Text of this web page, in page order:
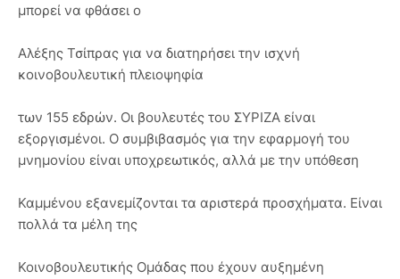
μπορεί να φθάσει ο
Αλέξης Τσίπρας για να διατηρήσει την ισχνή
κοινοβουλευτική πλειοψηφία
των 155 εδρών. Οι βουλευτές του ΣΥΡΙΖΑ είναι
εξοργισμένοι. Ο συμβιβασμός για την εφαρμογή του
μνημονίου είναι υποχρεωτικός, αλλά με την υπόθεση
Καμμένου εξανεμίζονται τα αριστερά προσχήματα. Είναι
πολλά τα μέλη της
Κοινοβουλευτικής Ομάδας που έχουν αυξημένη